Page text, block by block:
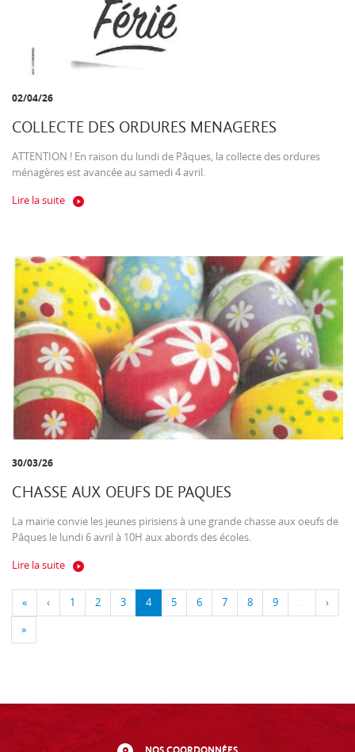
02/04/26
COLLECTE DES ORDURES MENAGERES
ATTENTION ! En raison du lundi de Pâques, la collecte des ordures
ménagères est avancée au samedi 4 avril.
Lire la suite
30/03/26
CHASSE AUX OEUFS DE PAQUES
La mairie convie les jeunes pirisiens à une grande chasse aux oeufs de
Pâques le lundi 6 avril à 10H aux abords des écoles.
Lire la suite
« ‹ 1 2 3 4 5 6 7 8 9 … ›
»